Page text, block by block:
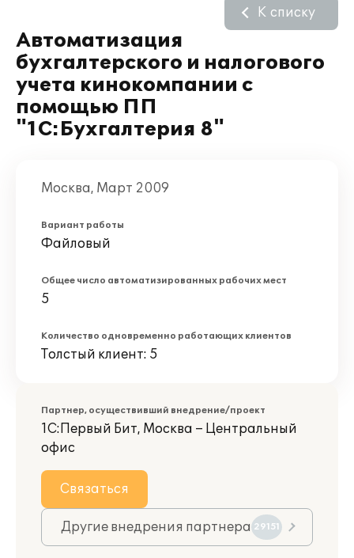
Автоматизация
бухгалтерского и налогового
учета кинокомпании с
помощью ПП
"1С:Бухгалтерия 8"
К списку
Москва, Март 2009
Вариант работы
Файловый
Общее число автоматизированных рабочих мест
5
Количество одновременно работающих клиентов
Толстый клиент: 5
Партнер, осуществивший внедрение/проект
1С:Первый Бит, Москва – Центральный
офис
Связаться
Другие внедрения партнера 29151